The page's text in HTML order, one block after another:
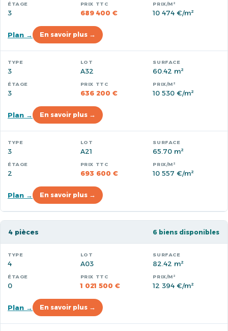
3 689 400 € 10 474 €/m²
Plan → En savoir plus →
3 A32 60.42 m²
3 636 200 € 10 530 €/m²
Plan → En savoir plus →
3 A21 65.70 m²
2 693 600 € 10 557 €/m²
Plan → En savoir plus →
4 pièces 6 biens disponibles
4 A03 82.42 m²
0 1 021 500 € 12 394 €/m²
Plan → En savoir plus →